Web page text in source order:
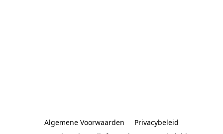
Algemene Voorwaarden
Privacybeleid